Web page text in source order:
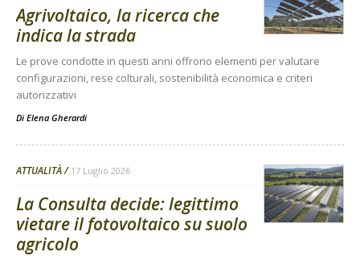
Agrivoltaico, la ricerca che
indica la strada
Le prove condotte in questi anni offrono elementi per valutare
configurazioni, rese colturali, sostenibilità economica e criteri
autorizzativi
Di Elena Gherardi
ATTUALITÀ 17 Luglio 2026
La Consulta decide: legittimo
vietare il fotovoltaico su suolo
agricolo